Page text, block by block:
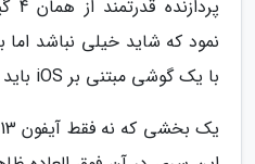
نمود که شاید خیلی نباشد اما
با یک گوشی مبتنی بر iOS باید کافی باشد.